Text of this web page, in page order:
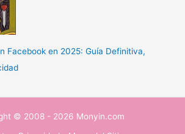
Facebook en 2025: Guía Definitiva,
© 2008 - 2026 Monyin.com